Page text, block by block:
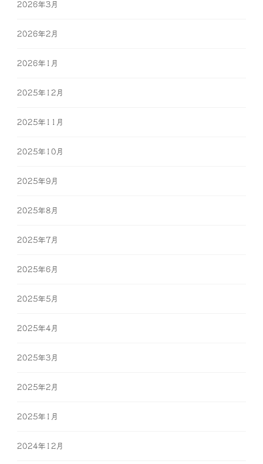
2026年3月
2026年2月
2026年1月
2025年12月
2025年11月
2025年10月
2025年9月
2025年8月
2025年7月
2025年6月
2025年5月
2025年4月
2025年3月
2025年2月
2025年1月
2024年12月